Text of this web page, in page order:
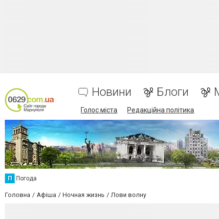
Новини Блоги
Голос міста Редакційна політика
П Погода
Головна Афіша Ночная жизнь Лови волну